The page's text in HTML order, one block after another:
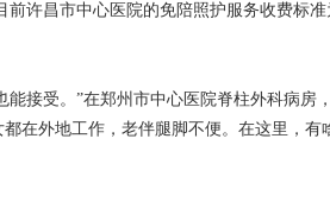
前许昌市中心医院的免陪照护服务收费标
接受。”在郑州市中心医院脊柱外科病房
在外地工作，老伴腿脚不便。在这里，有